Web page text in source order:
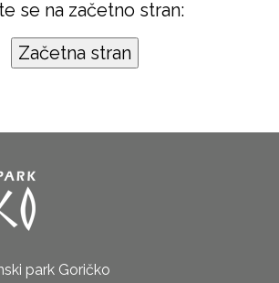
se na začetno stran:
park Goričko